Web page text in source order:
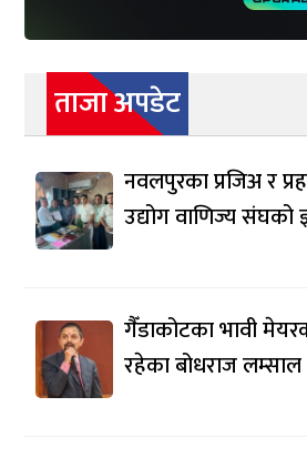
ताजा अपडेट
नवलपुरका प्रजिअ र
उद्योग वाणिज्य संघको
गैँडाकोटका भावी
रहेका बोधराज